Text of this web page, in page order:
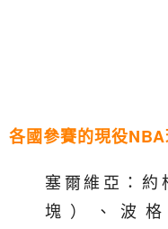
各國參賽的現役
塞爾維亞：約
塊）、波格